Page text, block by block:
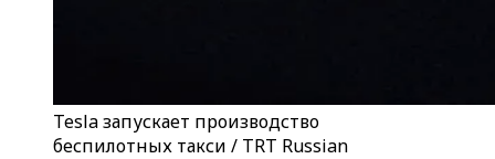
Tesla запускает производство
беспилотных такси / TRT Russian